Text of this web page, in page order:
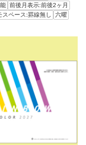
前後月表示:前後2ヶ月
スペース:罫線無し
六曜